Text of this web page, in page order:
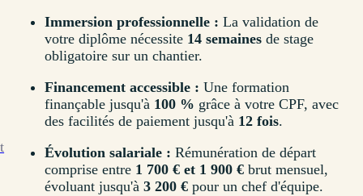
Immersion professionnelle : La validation de
votre diplôme nécessite 14 semaines de stage
obligatoire sur un chantier.
Financement accessible : Une formation
finançable jusqu'à 100 % grâce à votre CPF, avec
des facilités de paiement jusqu'à 12 fois.
Évolution salariale : Rémunération de départ
comprise entre 1 700 € et 1 900 € brut mensuel,
évoluant jusqu'à 3 200 € pour un chef d'équipe.